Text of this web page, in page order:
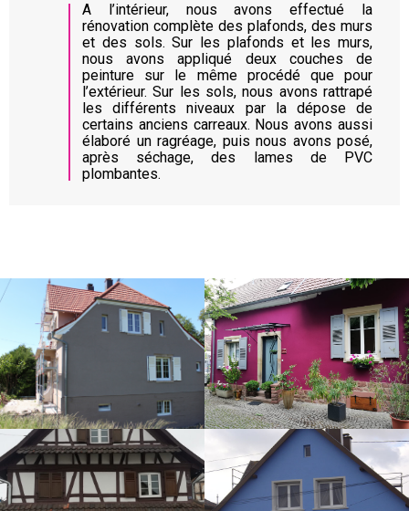
A l’intérieur, nous avons effectué la
rénovation complète des plafonds, des murs
et des sols. Sur les plafonds et les murs,
nous avons appliqué deux couches de
peinture sur le même procédé que pour
l’extérieur. Sur les sols, nous avons rattrapé
les différents niveaux par la dépose de
certains anciens carreaux. Nous avons aussi
élaboré un ragréage, puis nous avons posé,
après séchage, des lames de PVC
plombantes.